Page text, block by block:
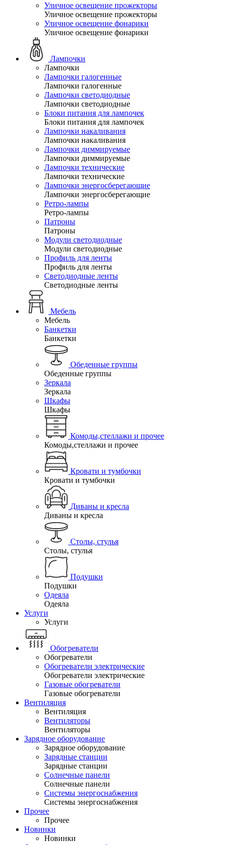
Уличное освещение прожекторы
Уличное освещение прожекторы
Уличное освещение фонарики
Уличное освещение фонарики
Лампочки
Лампочки
Лампочки галогенные
Лампочки галогенные
Лампочки светодиодные
Лампочки светодиодные
Блоки питания для лампочек
Блоки питания для лампочек
Лампочки накаливания
Лампочки накаливания
Лампочки диммируемые
Лампочки диммируемые
Лампочки технические
Лампочки технические
Лампочки энергосберегающие
Лампочки энергосберегающие
Ретро-лампы
Ретро-лампы
Патроны
Патроны
Модули светодиодные
Модули светодиодные
Профиль для ленты
Профиль для ленты
Светодиодные ленты
Светодиодные ленты
Мебель
Мебель
Банкетки
Банкетки
Обеденные группы
Обеденные группы
Зеркала
Зеркала
Шкафы
Шкафы
Комоды,стеллажи и прочее
Комоды,стеллажи и прочее
Кровати и тумбочки
Кровати и тумбочки
Диваны и кресла
Диваны и кресла
Столы, стулья
Столы, стулья
Подушки
Подушки
Одеяла
Одеяла
Услуги
Услуги
Обогреватели
Обогреватели
Обогреватели электрические
Обогреватели электрические
Газовые обогреватели
Газовые обогреватели
Вентиляция
Вентиляция
Вентиляторы
Вентиляторы
Зарядное оборудование
Зарядное оборудование
Зарядные станции
Зарядные станции
Солнечные панели
Солнечные панели
Системы энергоснабжения
Системы энергоснабжения
Прочее
Прочее
Новинки
Новинки